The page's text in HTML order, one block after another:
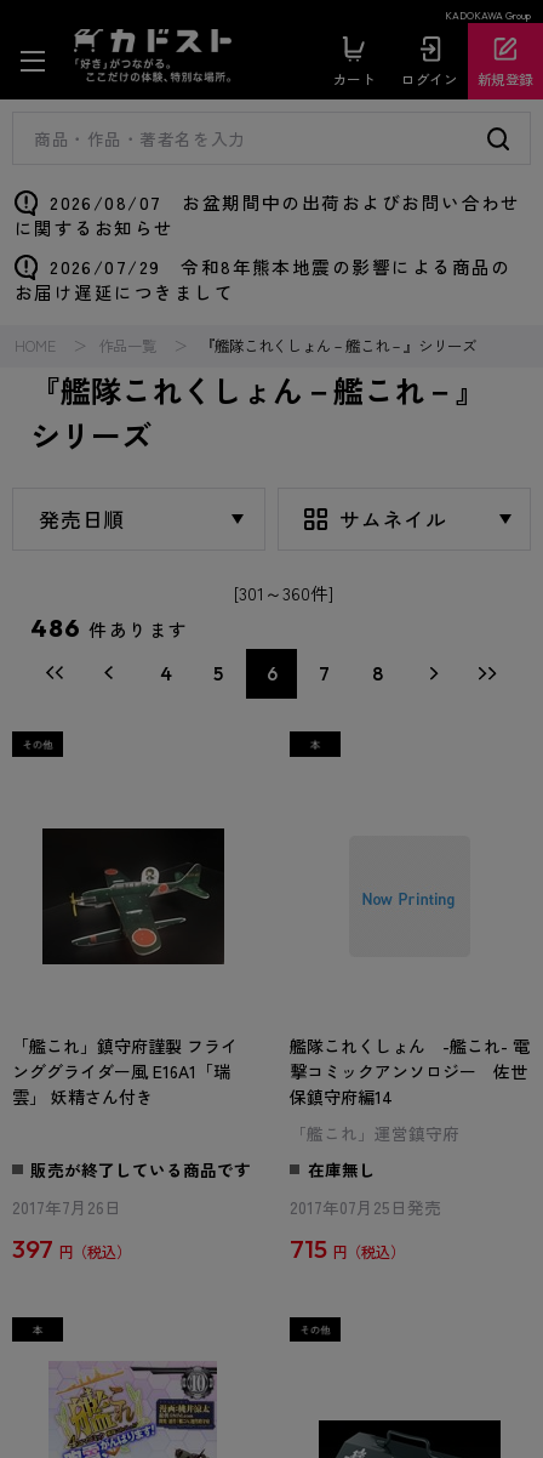
KADOKAWA Group
カート ログイン 新規登録
2026/08/07 お盆期間中の出荷およびお問い合わせ
に関するお知らせ
2026/07/29 令和8年熊本地震の影響による商品の
お届け遅延につきまして
HOME 作品一覧 『艦隊これくしょん－艦これ－』シリーズ
『艦隊これくしょん－艦これ－』
シリーズ
[301～360件]
486 件あります
4 5 6 7 8
「艦これ」鎮守府謹製 フライ
ンググライダー風 E16A1「瑞
雲」 妖精さん付き
販売が終了している商品です
2017年7月26日
397 円
艦隊これくしょん -艦これ- 電
撃コミックアンソロジー 佐世
保鎮守府編14
「艦これ」運営鎮守府
在庫無し
2017年07月25日発売
715 円